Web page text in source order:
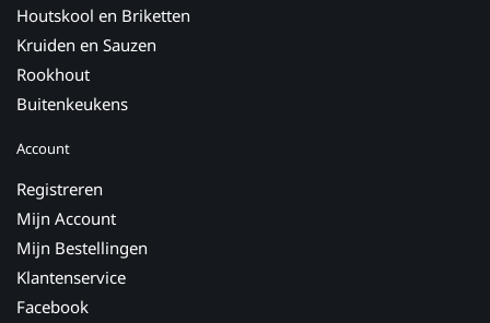
Houtskool en Briketten
Kruiden en Sauzen
Rookhout
Buitenkeukens
Account
Registreren
Mijn Account
Mijn Bestellingen
Klantenservice
Facebook